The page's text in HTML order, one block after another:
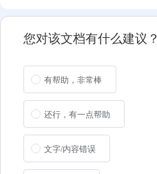
您对该文档有什么建议？
有帮助，非常棒
还行，有一点帮助
文字/内容错误